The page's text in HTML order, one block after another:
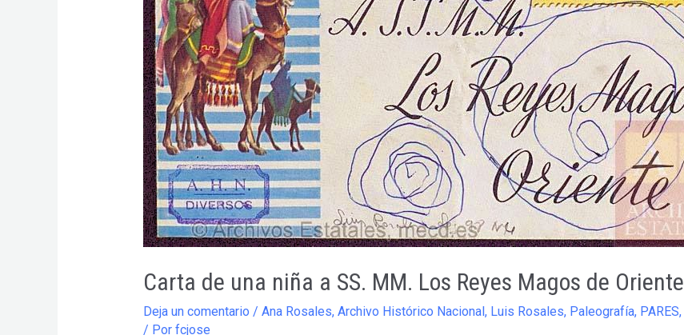
Carta de una niña a SS. MM. Los Reyes Magos de Oriente
Deja un comentario / Ana Rosales, Archivo Histórico Nacional, Luis Rosales, Paleografía, PARES,
/ Por fcjose